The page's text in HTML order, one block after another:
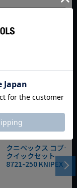
クニペックス コブラ
クイックセット
8721-250 KNIPEX